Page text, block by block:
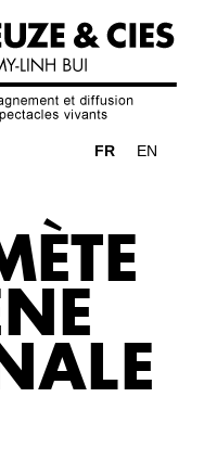
FR EN